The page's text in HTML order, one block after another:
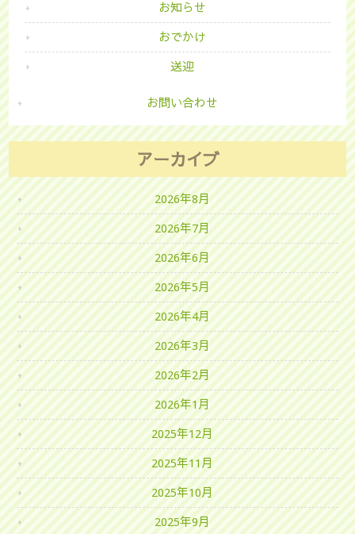
お知らせ
おでかけ
送迎
お問い合わせ
アーカイブ
2026年8月
2026年7月
2026年6月
2026年5月
2026年4月
2026年3月
2026年2月
2026年1月
2025年12月
2025年11月
2025年10月
2025年9月